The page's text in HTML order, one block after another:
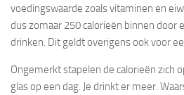
voedingswaarde zoals vitaminen en
dus zomaar 250 calorieën binnen door
drinken. Dit geldt overigens ook voor
Ongemerkt stapelen de calorieën zich
glas op een dag. Je drinkt er meer.